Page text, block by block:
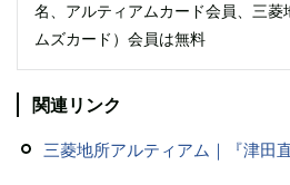
名、アルティアムカード会員、三菱
ムズカード）会員は無料
関連リンク
三菱地所アルティアム｜『津田